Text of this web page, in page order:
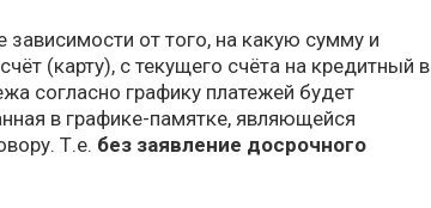
зависимости от того, на какую сумму и
(карту), с текущего счёта на кредитный в
согласно графику платежей будет
в графике-памятке, являющейся
Т.е. без заявление досрочного